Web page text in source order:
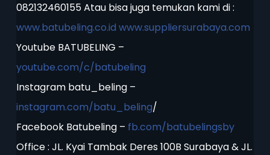
082132460155 Atau bisa juga temukan kami di :
www.batubeling.co.id www.suppliersurabaya.com
Youtube BATUBELING –
youtube.com/c/batubeling
Instagram batu_beling –
instagram.com/batu_beling/
Facebook Batubeling – fb.com/batubelingsby
Office : JL. Kyai Tambak Deres 100B Surabaya & JL.